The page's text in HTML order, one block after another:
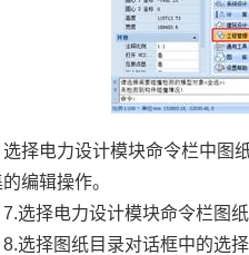
选择电力设计模块命令栏中图
编辑操作。
7.选择电力设计模块命令栏图
8.选择图纸目录对话框中的选